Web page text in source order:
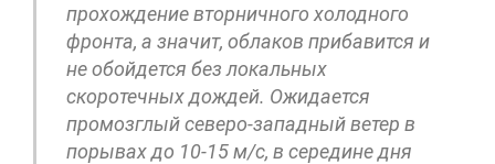
прохождение вторничного холодного
фронта, а значит, облаков прибавится и
не обойдется без локальных
скоротечных дождей. Ожидается
промозглый северо-западный ветер в
порывах до 10-15 м/с, в середине дня